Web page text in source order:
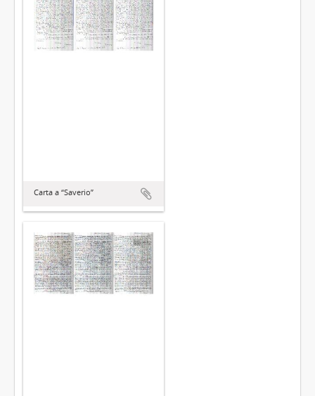
Carta a “Saverio”